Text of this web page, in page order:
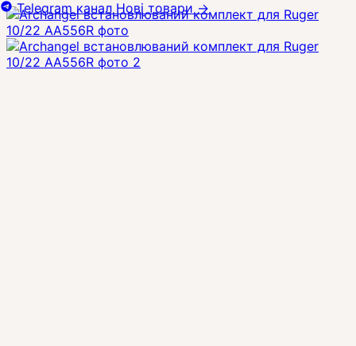
Telegram канал Нові товари→